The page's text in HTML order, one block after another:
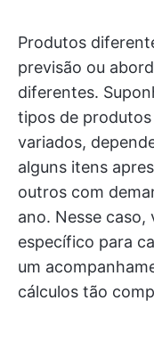
Produtos
previsão ou
diferentes.
tipos de
variados,
alguns itens
outros com
ano. Nesse caso,
específico para
um
cálculos tão